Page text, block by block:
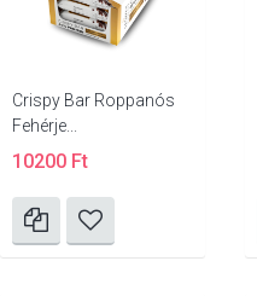
Crispy Bar Roppanós
Fehérje...
10200 Ft